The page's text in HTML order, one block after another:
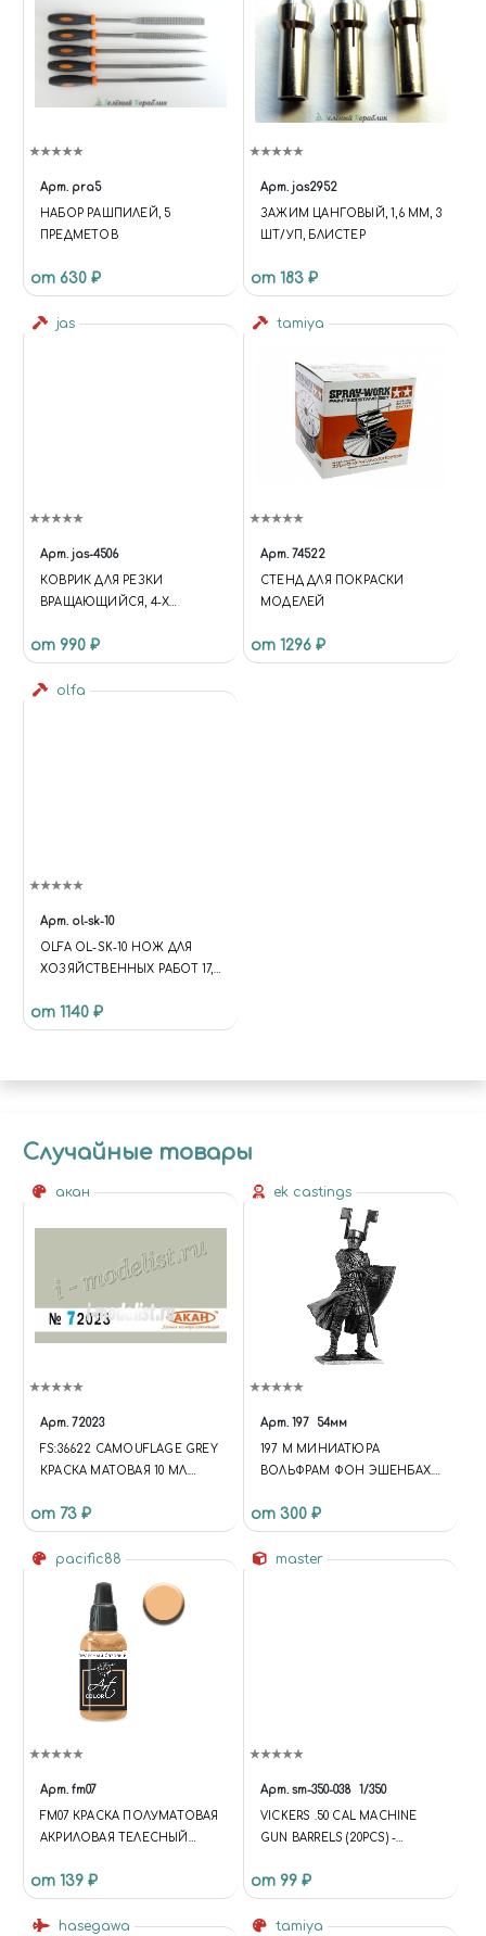
Арт. pra5
НАБОР РАШПИЛЕЙ, 5
ПРЕДМЕТОВ
от 630 ₽
Арт. jas2952
ЗАЖИМ ЦАНГОВЫЙ, 1,6 ММ, 3
ШТ/УП, БЛИСТЕР
от 183 ₽
jas
Арт. jas-4506
КОВРИК ДЛЯ РЕЗКИ
ВРАЩАЮЩИЙСЯ, 4-Х
от 990 ₽
tamiya
Арт. 74522
СТЕНД ДЛЯ ПОКРАСКИ
МОДЕЛЕЙ
от 1296 ₽
olfa
Арт. ol-sk-10
OLFA OL-SK-10 НОЖ ДЛЯ
ХОЗЯЙСТВЕННЫХ РАБОТ 17,8
от 1140 ₽
Случайные товары
акан
Арт. 72023
FS:36622 CAMOUFLAGE GREY
КРАСКА МАТОВАЯ 10 МЛ.
САМОЛЕТОВ
от 73 ₽
ek castings
Арт. 197 54мм
197 M МИНИАТЮРА
ВОЛЬФРАМ ФОН ЭШЕНБАХ.
от 300 ₽
pacific88
Арт. fm07
FM07 КРАСКА ПОЛУМАТОВАЯ
АКРИЛОВАЯ ТЕЛЕСНЫЙ
от 139 ₽
master
Арт. sm-350-038 1/350
VICKERS .50 CAL MACHINE
GUN BARRELS (20PCS) -
WEAPON PRIOR TO THE
OERLIKON
от 99 ₽
hasegawa tamiya